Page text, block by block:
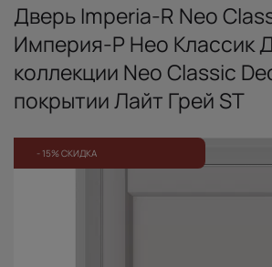
Дверь Imperia-R Neo
Империя-Р Нео Классик
коллекции Neo Classic
покрытии Лайт Грей ST
- 15% СКИДКА